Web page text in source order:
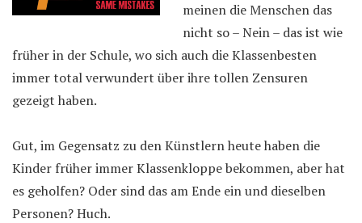
meinen die Menschen das
nicht so – Nein – das ist wie
früher in der Schule, wo sich auch die Klassenbesten
immer total verwundert über ihre tollen Zensuren
gezeigt haben.
Gut, im Gegensatz zu den Künstlern heute haben die
Kinder früher immer Klassenkloppe bekommen, aber hat
es geholfen? Oder sind das am Ende ein und dieselben
Personen? Huch.